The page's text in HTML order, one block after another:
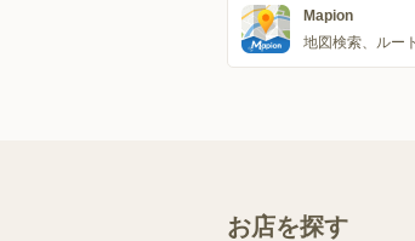
Mapion
地図検索、ルー
お店を探す